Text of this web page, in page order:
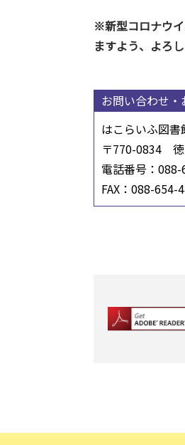
※新型コロナウ
ますよう、よろ
お問い合わせ・
はこらいふ図書
〒770-0834
電話番号：088-
FAX：088-654-